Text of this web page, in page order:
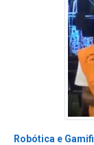
Robótica e